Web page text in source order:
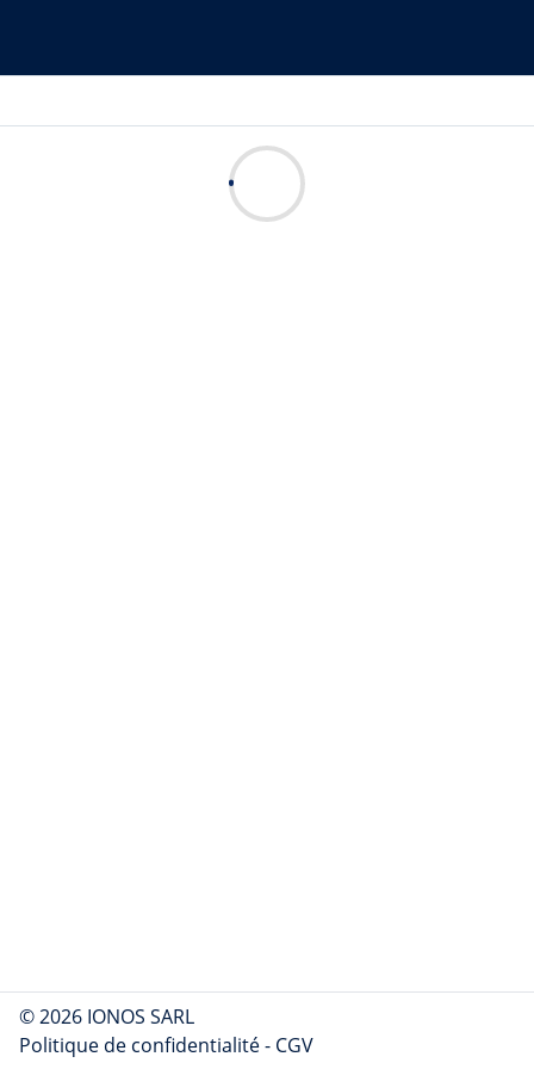
© 2026 IONOS SARL
Politique de confidentialité- CGV